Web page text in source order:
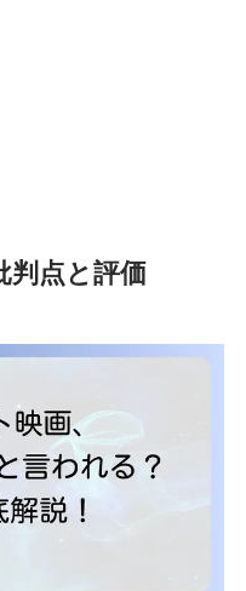
判点と評価